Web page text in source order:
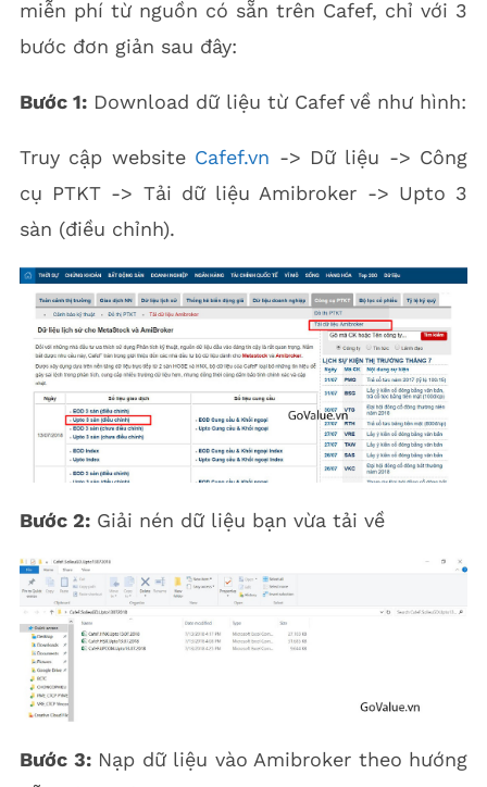
miễn phí từ nguồn có sẵn trên Cafef, chỉ với 3
bước đơn giản sau đây:
Bước 1: Download dữ liệu từ Cafef về như hình:
Truy cập website Cafef.vn -> Dữ liệu -> Công
cụ PTKT -> Tải dữ liệu Amibroker -> Upto 3
sàn (điều chỉnh).
Bước 2: Giải nén dữ liệu bạn vừa tải về
Bước 3:Nạp dữ liệu vào Amibroker theo hướng